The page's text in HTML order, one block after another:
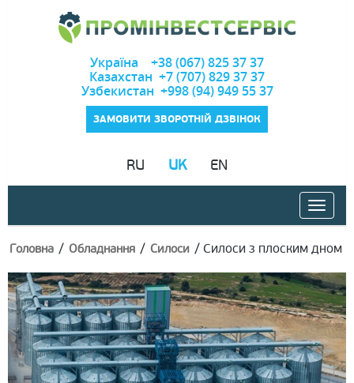
Україна +38 (067) 825 37 37
Казахстан +7 (707) 829 37 37
Узбекистан +998 (94) 949 55 37
ЗАМОВИТИ ЗВОРОТНІЙ ДЗВІНОК
RU UK EN
Головна / Обладнання / Силоси / Силоси з плоским дном